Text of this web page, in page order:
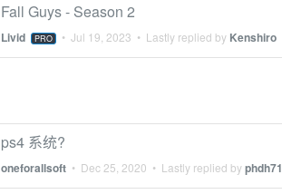
Fall Guys - Season 2
Livid PRO • Jul 19, 2023 • Lastly replied by Kenshiro
ps4 系统?
oneforallsoft • Dec 25, 2020 • Lastly replied byphdh71